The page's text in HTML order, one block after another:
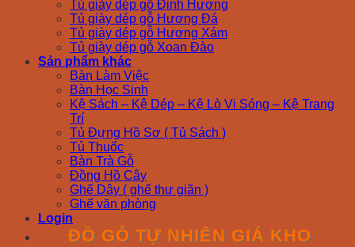
Tủ giày dép gỗ Đinh Hương
Tủ giày dép gỗ Hương Đá
Tủ giày dép gỗ Hương Xám
Tủ giày dép gỗ Xoan Đào
Sản phẩm khác
Bàn Làm Việc
Bàn Học Sinh
Kệ Sách – Kệ Dép – Kệ Lò Vi Sóng – Kệ Trang
Trí
Tủ Đựng Hồ Sơ ( Tủ Sách )
Tủ Thuốc
Bàn Trà Gỗ
Đồng Hồ Cây
Ghế Dây ( ghế thư giãn )
Ghế văn phòng
Login
ĐỒ GỖ TỰ NHIÊN GIÁ KHO